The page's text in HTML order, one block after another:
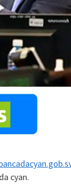
cyan.